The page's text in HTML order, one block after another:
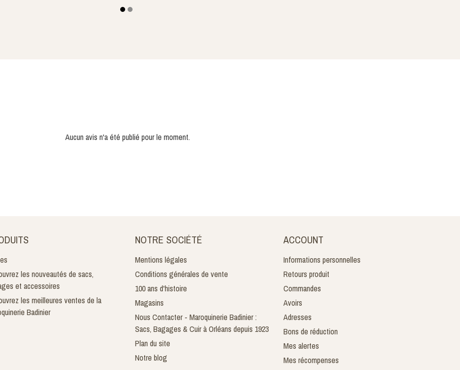
Aucun avis n'a été publié pour le moment.
les nouveautés de sacs,
et accessoires
les meilleures ventes de la
Badinier
NOTRE SOCIÉTÉ
Mentions légales
Conditions générales de vente
100 ans d'histoire
Magasins
Nous Contacter - Maroquinerie Badinier :
Sacs, Bagages & Cuir à Orléans depuis 1923
Plan du site
Notre blog
ACCOUNT
Informations personnelles
Retours produit
Commandes
Avoirs
Adresses
Bons de réduction
Mes alertes
Mes récompenses